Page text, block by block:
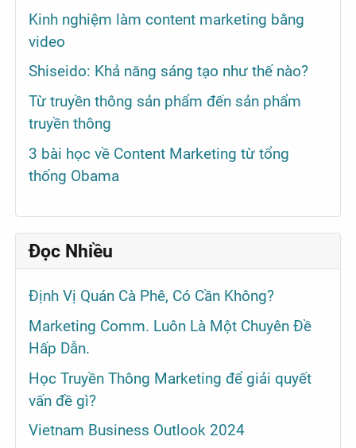
Kinh nghiệm làm content marketing bằng
video
Shiseido: Khả năng sáng tạo như thế nào?
Từ truyền thông sản phẩm đến sản phẩm
truyền thông
3 bài học về Content Marketing từ tổng
thống Obama
Đọc Nhiều
Định Vị Quán Cà Phê, Có Cần Không?
Marketing Comm. Luôn Là Một Chuyên Đề
Hấp Dẫn.
Học Truyền Thông Marketing để giải quyết
vấn đề gì?
Vietnam Business Outlook 2024